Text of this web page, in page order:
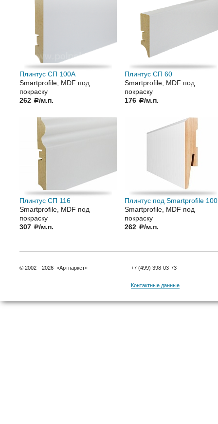
Плинтус СП 100А
Smartprofile, MDF под
покраску
262 a/м.п.
Плинтус СП 60
Smartprofile, MDF под
покраску
176 a/м.п.
Плинтус СП 116
Smartprofile, MDF под
покраску
307 a/м.п.
Плинтус под Smartprofile
Smartprofile, MDF под
покраску
262 a/м.п.
© 2002—2026 «Артпаркет» +7 (499) 398-03-73
Контактные данные